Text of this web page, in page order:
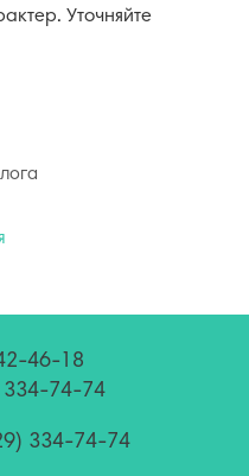
Уточняйте
46-18
334-74-74
334-74-74